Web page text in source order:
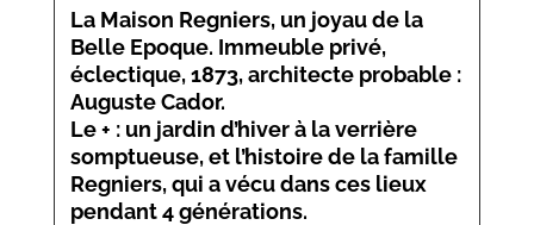
La Maison Regniers, un joyau de la
Belle Epoque. Immeuble privé,
éclectique, 1873, architecte probable :
Auguste Cador.
Le + : un jardin d’hiver à la verrière
somptueuse, et l’histoire de la famille
Regniers, qui a vécu dans ces lieux
pendant 4 générations.